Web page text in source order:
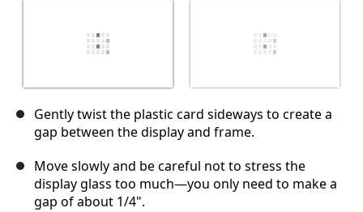
Gently twist the plastic card sideways to create a
gap between the display and frame.
Move slowly and be careful not to stress the
display glass too much—you only need to make a
gap of about 1/4".